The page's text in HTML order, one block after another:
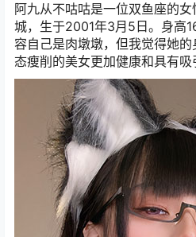
阿九从不咕咕是一位双鱼座的
城，生于2001年3月5日。身高
容自己是肉墩墩，但我觉得她
态瘦削的美女更加健康和具有吸